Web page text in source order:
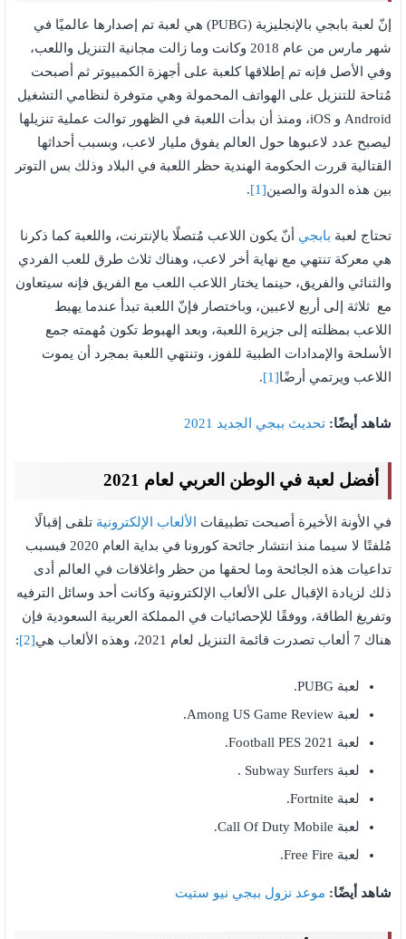
إنّ لعبة بابجي بالإنجليزية (PUBG) هي لعبة تم إصدارها عالميًا في
شهر مارس من عام 2018 وكانت وما زالت مجانية التنزيل واللعب،
وفي الأصل فإنه تم إطلاقها كلعبة على أجهزة الكمبيوتر ثم أصبحت
مُتاحة للتنزيل على الهواتف المحمولة وهي متوفرة لنظامي التشغيل
Android و iOS، ومنذ أن بدأت اللعبة في الظهور توالت عملية تنزيلها
ليصبح عدد لاعبوها حول العالم يفوق مليار لاعب، وبسبب أحداثها
القتالية قررت الحكومة الهندية حظر اللعبة في البلاد وذلك بس التوتر
بين هذه الدولة والصين[1]
.
تحتاج لعبة بابجي أنّ يكون اللاعب مُتصلًا بالإنترنت، واللعبة كما ذكرنا
هي معركة تنتهي مع نهاية أخر لاعب، وهناك ثلاث طرق للعب الفردي
والثنائي والفريق، حينما يختار اللاعب اللعب مع الفريق فإنه سيتعاون
مع ثلاثة إلى أربع لاعبين، وباختصار فإنّ اللعبة تبدأ عندما يهبط
اللاعب بمظلته إلى جزيرة اللعبة، وبعد الهبوط تكون مُهمته جمع
الأسلحة والإمدادات الطبية للفوز، وتنتهي اللعبة بمجرد أن يموت
اللاعب ويرتمي أرضًا[1]
.
شاهد أيضًا: تحديث ببجي الجديد 2021
أفضل لعبة في الوطن العربي لعام 2021
في الأونة الأخيرة أصبحت تطبيقات الألعاب الإلكترونية تلقى إقبالًا
مُلفتًا لا سيما منذ انتشار جائحة كورونا في بداية العام 2020 فبسبب
تداعيات هذه الجائحة وما لحقها من حظر واغلاقات في العالم أدى
ذلك لزيادة الإقبال على الألعاب الإلكترونية وكانت أحد وسائل الترفيه
وتفريغ الطاقة، ووفقًا للإحصائيات في المملكة العربية السعودية فإن
هناك 7 ألعاب تصدرت قائمة التنزيل لعام 2021، وهذه الألعاب هي
[2]
:
لعبة PUBG.
لعبة Among US Game Review.
لعبة Football PES 2021.
لعبة Subway Surfers .
لعبة Fortnite.
لعبة Call Of Duty Mobile.
لعبة Free Fire.
شاهد أيضًا: موعد نزول ببجي نيو ستيت